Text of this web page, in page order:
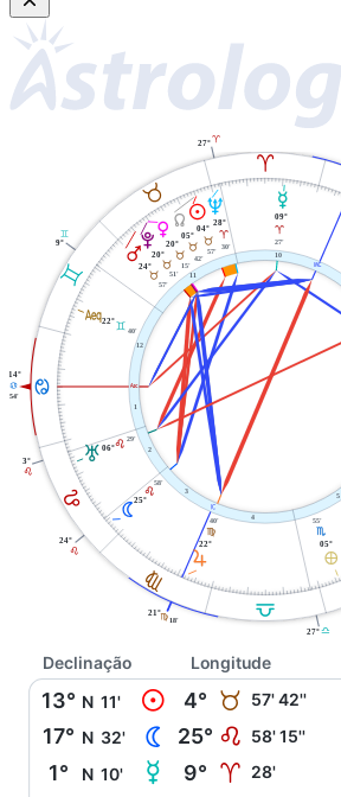
A
B
C
D
E
F
G
1
W
2
3
4
j
5
10
X
11
12
D
14°
54'
E
3°
E
24°
F
21°
18'
G
27°
A
27°
C
9°
T 06°E
29'
N25°
E
58'
R
22°
F
40'
È
05°
H
55'
O
09°
A
27'
U
28°
A
30'
M
04°
B
57'
Y
05°
B
42'
P
20°
B
15'
V
20°
B
51'
Q
24°
B
57'
l22°
C 40'
Declinação Longitude
13° N 11' M 4° B 57' 42''
17° N 32' N 25° E 58' 15''
1° N 10' O 9° A 28'